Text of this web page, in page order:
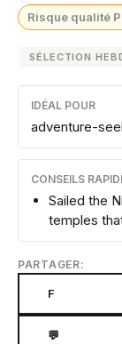
Risque qualité
SÉLECTION
IDÉAL POUR
adventure-
CONSEILS
Sailed the
temples
PARTAGER:
F
💬